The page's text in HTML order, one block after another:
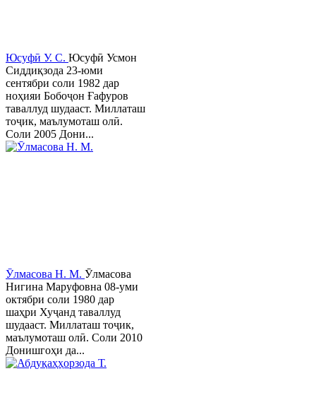
Юсуфӣ У. C. Юсуфӣ Усмон
Сиддиқзода 23-юми
сентябри соли 1982 дар
ноҳияи Бобоҷон Ғафуров
таваллуд шудааст. Миллаташ
тоҷик, маълумоташ олӣ.
Соли 2005 Дони...
Ӯлмасова Н. М. Ӯлмасова
Нигина Маруфовна 08-уми
октябри соли 1980 дар
шаҳри Хуҷанд таваллуд
шудааст. Миллаташ тоҷик,
маълумоташ олӣ. Соли 2010
Донишгоҳи да...